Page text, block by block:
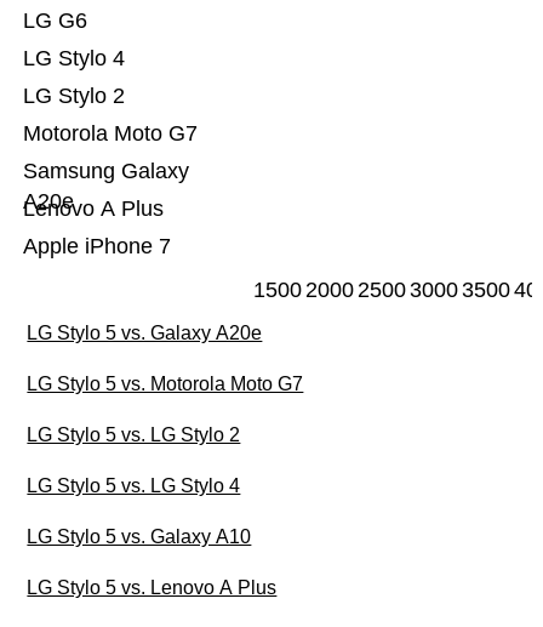
Apple iPhone 7
Lenovo A Plus
Samsung Galaxy
A20e
Motorola Moto G7
LG Stylo 2
LG Stylo 4
LG G6
15002000250030003500
LG Stylo 5 vs. Galaxy A20e
LG Stylo 5 vs. Motorola Moto G7
LG Stylo 5 vs. LG Stylo 2
LG Stylo 5 vs. LG Stylo 4
LG Stylo 5 vs. Galaxy A10
LG Stylo 5 vs. Lenovo A Plus